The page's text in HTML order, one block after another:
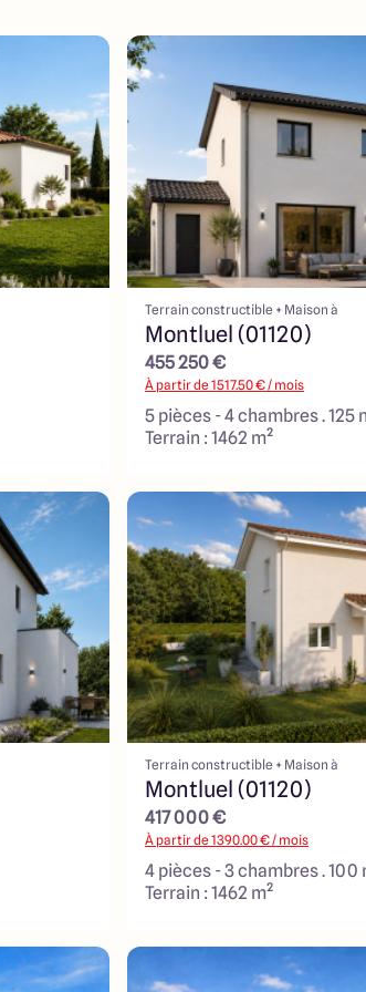
Terrain constructible + Maison à
Montluel (01120)
455 250 €
À partir de1517.50€ / mois
5 pièces - 4 chambres . 125
Terrain : 1462 m²
Terrain constructible + Maison à
Montluel (01120)
417 000 €
À partir de1390.00€ / mois
4 pièces - 3 chambres . 100
Terrain : 1462 m²